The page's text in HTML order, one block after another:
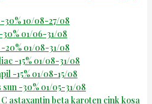
30% 10/08-27/08
01/06-31/08
20% 01/08-31/08
-15% 01/08-31/08
-15% 01/08-15/08
-30% 01/05-31/08
astaxantin beta karoten cink kosa